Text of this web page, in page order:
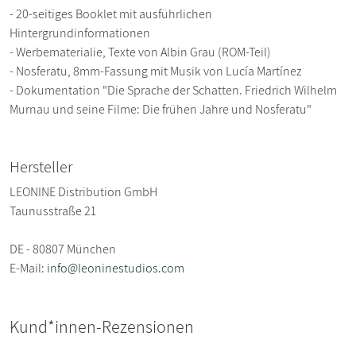
- 20-seitiges Booklet mit ausführlichen
Hintergrundinformationen
- Werbematerialie, Texte von Albin Grau (ROM-Teil)
- Nosferatu, 8mm-Fassung mit Musik von Lucía Martínez
- Dokumentation "Die Sprache der Schatten. Friedrich Wilhelm
Murnau und seine Filme: Die frühen Jahre und Nosferatu"
Hersteller
LEONINE Distribution GmbH
Taunusstraße 21
DE - 80807 München
E-Mail: info@leoninestudios.com
Kund*innen-Rezensionen